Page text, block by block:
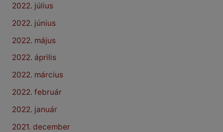
2022. július
2022. június
2022. május
2022. április
2022. március
2022. február
2022. január
2021. december